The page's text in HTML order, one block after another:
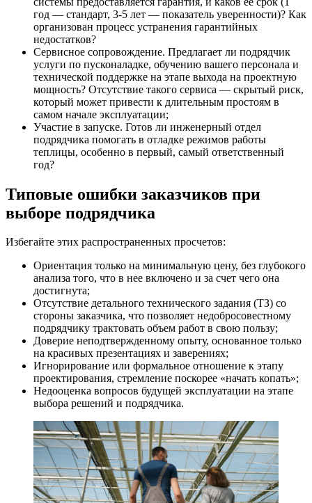
год — стандарт, 3-5 лет — показатель уверенности)? Как
организован процесс устранения гарантийных
недостатков?
Сервисное сопровождение. Предлагает ли подрядчик
услуги по пусконаладке, обучению вашего персонала и
технической поддержке на этапе выхода на проектную
мощность? Отсутствие такого сервиса — скрытый риск,
который может привести к длительным простоям в
самом начале эксплуатации;
Участие в запуске. Готов ли инженерный отдел
подрядчика помогать в отладке режимов работы
теплицы, особенно в первый, самый ответственный
год?
Типовые ошибки заказчиков при
выборе подрядчика
Избегайте этих распространенных просчетов:
Ориентация только на минимальную цену, без глубокого
анализа того, что в нее включено и за счет чего она
достигнута;
Отсутствие детального технического задания (ТЗ) со
стороны заказчика, что позволяет недобросовестному
подрядчику трактовать объем работ в свою пользу;
Доверие неподтвержденному опыту, основанное только
на красивых презентациях и заверениях;
Игнорирование или формальное отношение к этапу
проектирования, стремление поскорее «начать копать»;
Недооценка вопросов будущей эксплуатации на этапе
выбора решений и подрядчика.